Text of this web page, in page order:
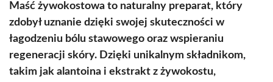
Maść żywokostowa to naturalny preparat, który
zdobył uznanie dzięki swojej skuteczności w
łagodzeniu bólu stawowego oraz wspieraniu
regeneracji skóry. Dzięki unikalnym składnikom,
takim jak alantoina i ekstrakt z żywokostu,